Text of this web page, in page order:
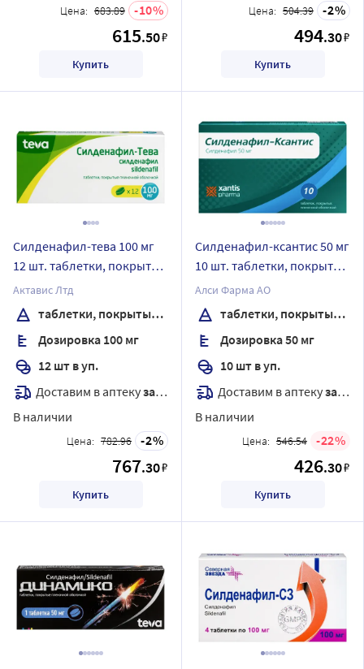
Цена: 683.89 10
615.50₽
Купить
Цена: 504.39 2
494.30₽
Купить
Силденафил-тева 100 мг
12 шт. таблетки, покрытые
пленочной оболочкой
Актавис Лтд
таблетки, покрытые пленочной оболочкой
Дозировка 100 мг
12 шт в уп.
Доставим в аптекузавтра
В наличии
Цена: 782.96 2
767.30₽
Купить
Силденафил-ксантис 50 мг
10 шт. таблетки, покрытые
пленочной оболочкой
Алси Фарма АО
таблетки, покрытые пленочной оболочкой
Дозировка 50 мг
10 шт в уп.
Доставим в аптекузавтра
В наличии
Цена: 546.54 22
426.30₽
Купить